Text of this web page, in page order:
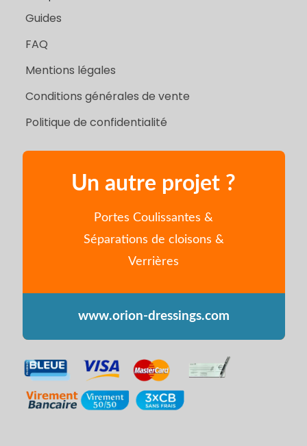
Guides
FAQ
Mentions légales
Conditions générales de vente
Politique de confidentialité
Un autre projet ?
Portes Coulissantes &
Séparations de cloisons &
Verrières
www.orion-dressings.com